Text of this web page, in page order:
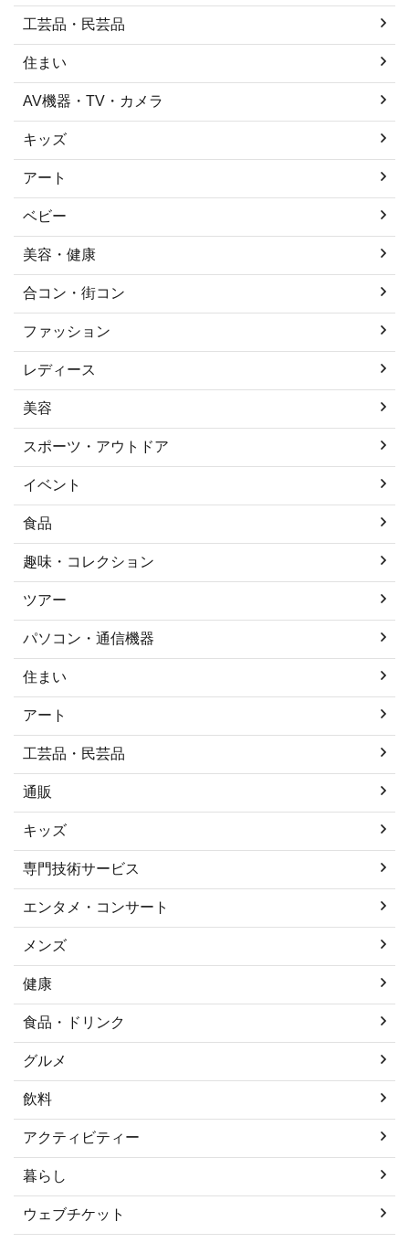
工芸品・民芸品
住まい
AV機器・TV・カメラ
キッズ
アート
ベビー
美容・健康
合コン・街コン
ファッション
レディース
美容
スポーツ・アウトドア
イベント
食品
趣味・コレクション
ツアー
パソコン・通信機器
住まい
アート
工芸品・民芸品
通販
キッズ
専門技術サービス
エンタメ・コンサート
メンズ
健康
食品・ドリンク
グルメ
飲料
アクティビティー
暮らし
ウェブチケット